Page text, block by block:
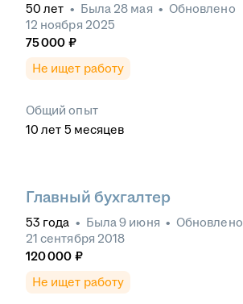
50 лет • Была 28 мая • Обновлено
12 ноября 2025
75 000 ₽
Не ищет работу
Общий опыт
10 лет 5 месяцев
Главный бухгалтер
53 года • Была9 июня • Обновлено
21 сентября 2018
120 000 ₽
Не ищет работу